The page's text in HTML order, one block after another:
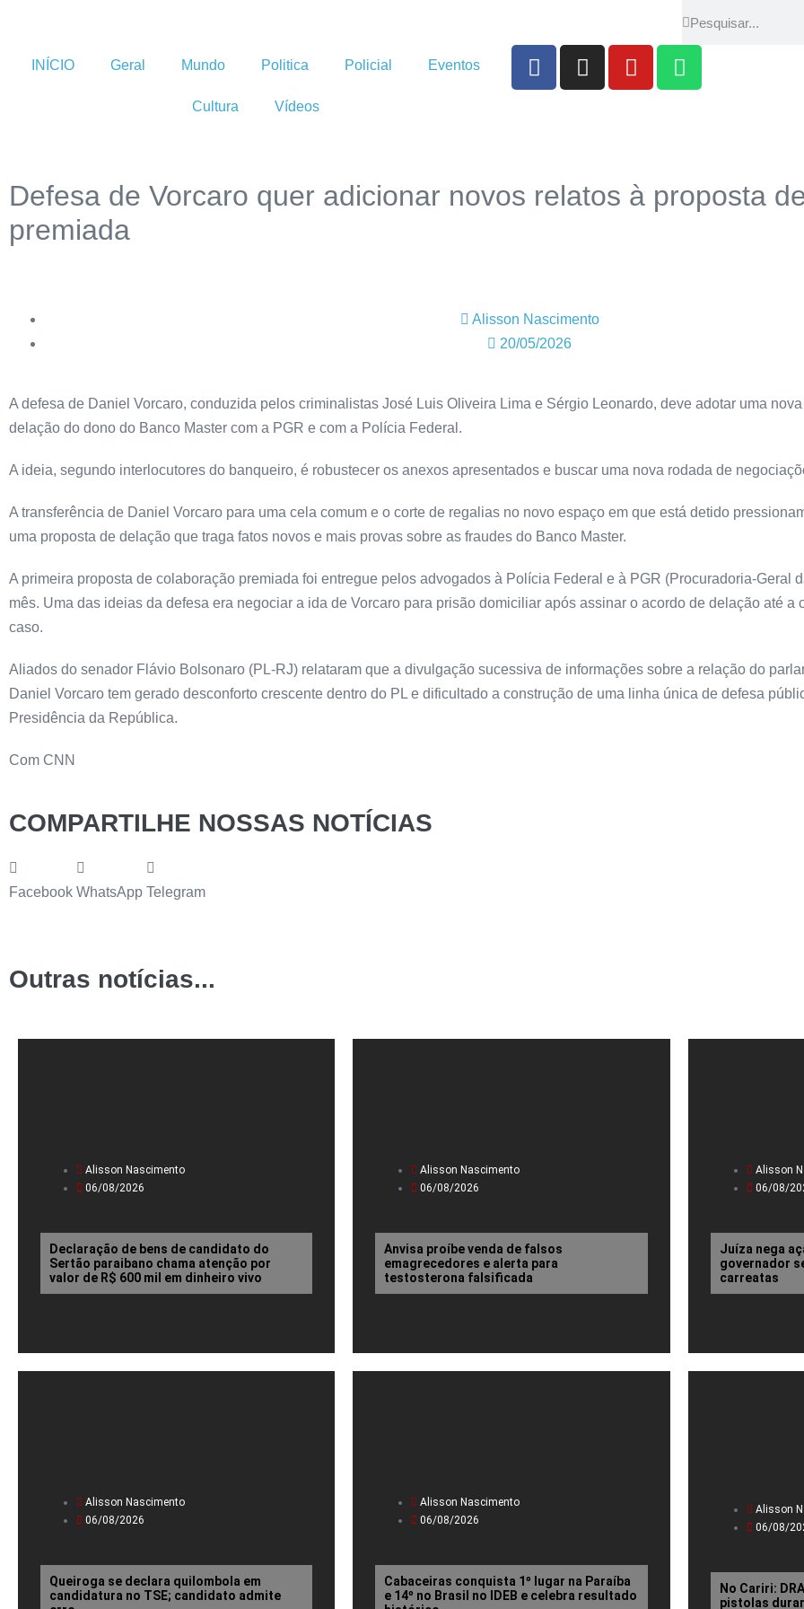
INÍCIO Geral Mundo Politica Policial Eventos
Cultura Vídeos
Defesa de Vorcaro quer adicionar novos relatos à proposta
premiada
Alisson Nascimento
20/05/2026
A defesa de Daniel Vorcaro, conduzida pelos criminalistas José Luis Oliveira Lima e Sérgio Leonardo, deve adotar uma
delação do dono do Banco Master com a PGR e com a Polícia Federal.
A ideia, segundo interlocutores do banqueiro, é robustecer os anexos apresentados e buscar uma nova rodada de
A transferência de Daniel Vorcaro para uma cela comum e o corte de regalias no novo espaço em que está detido
uma proposta de delação que traga fatos novos e mais provas sobre as fraudes do Banco Master.
A primeira proposta de colaboração premiada foi entregue pelos advogados à Polícia Federal e à PGR (Procuradoria-Geral
mês. Uma das ideias da defesa era negociar a ida de Vorcaro para prisão domiciliar após assinar o acordo de delação até a
caso.
Aliados do senador Flávio Bolsonaro (PL-RJ) relataram que a divulgação sucessiva de informações sobre a relação do
Daniel Vorcaro tem gerado desconforto crescente dentro do PL e dificultado a construção de uma linha única de defesa
Presidência da República.
Com CNN
COMPARTILHE NOSSAS NOTÍCIAS
Facebook WhatsApp Telegram
Outras notícias...
Alisson Nascimento
06/08/2026
Declaração de bens de candidato do
Sertão paraibano chama atenção por
valor de R$ 600 mil em dinheiro vivo
Alisson Nascimento
06/08/2026
Anvisa proíbe venda de falsos
emagrecedores e alerta para
testosterona falsificada
Alisson
06/08/
Juíza nega
governador
carreatas
Alisson Nascimento
06/08/2026
Queiroga se declara quilombola em
candidatura no TSE; candidato admite
Alisson Nascimento
06/08/2026
Cabaceiras conquista 1º lugar na Paraíba
e 14º no Brasil no IDEB e celebra resultado
Alisson
06/08/
No Cariri:
pistolas